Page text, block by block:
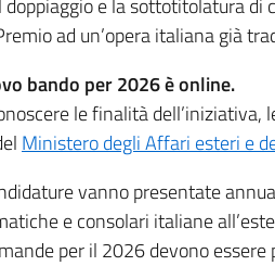
doppiaggio e la sottotitolatura di
ad un’opera italiana già
bando per 2026 è online.
le finalità
Ministero degli Affari esteri e
vanno presentate
e consolari italiane
per il 2026 devono